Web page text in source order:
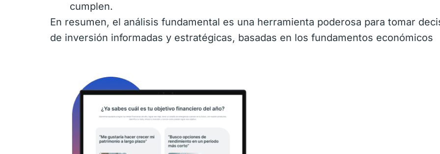
cumplen.
En resumen, el análisis fundamental es una herramienta poderosa para tomar
de inversión informadas y estratégicas, basadas en los fundamentos económicos